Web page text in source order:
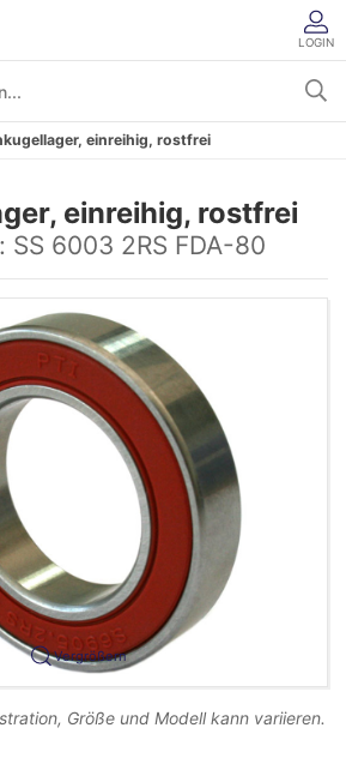
LOGIN
einreihig, rostfrei
einreihig, rostfrei
SS 6003 2RS FDA-80
Vergrößern
Größe und Modell kann variieren.